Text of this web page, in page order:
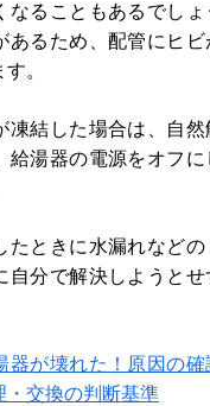
なることもあるでし
あるため、配管にヒ
。
凍結した場合は、自
給湯器の電源をオフ
たときに水漏れなど
自分で解決しようとせ
器が壊れた！原因の確
・交換の判断基準